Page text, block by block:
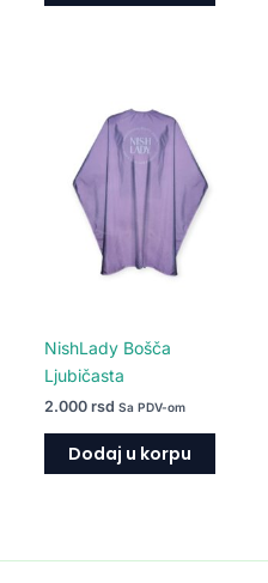
NishLady Bošča
Ljubičasta
2.000 rsd Sa PDV-om
Dodaj u korpu